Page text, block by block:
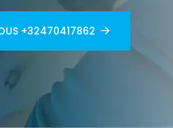
+32470417862